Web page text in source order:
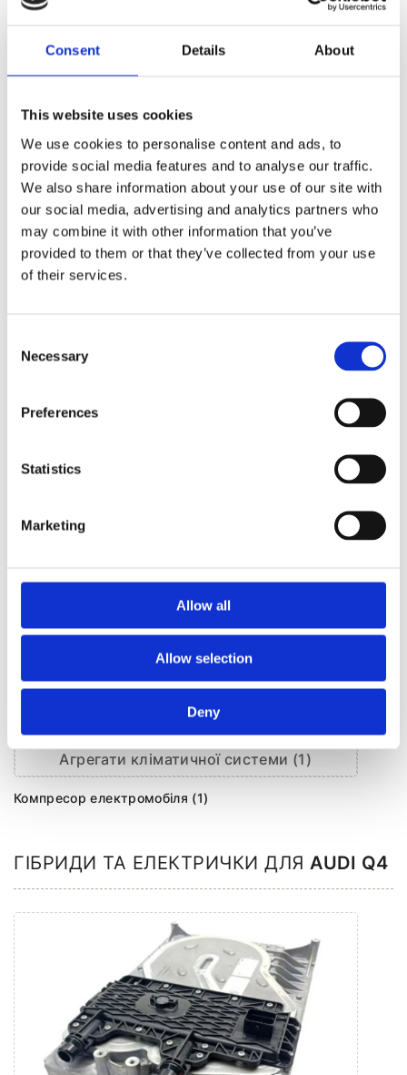
Consent Details About
This website uses cookies
We use cookies to personalise content and ads, to
provide social media features and to analyse our traffic.
We also share information about your use of our site with
our social media, advertising and analytics partners who
may combine it with other information that you’ve
provided to them or that they’ve collected from your use
of their services.
Selection
Necessary
Preferences
Statistics
Marketing
Allow all
Allow selection
Deny
Рульова рейка з ЕПК (10)
Агрегати кліматичної системи (1)
Компресор електромобіля (1)
ГІБРИДИ ТА ЕЛЕКТРИЧКИ ДЛЯ AUDI Q4